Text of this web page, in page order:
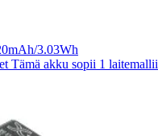
3.03Wh
Tämä akku sopii 1